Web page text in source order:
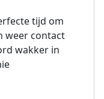
tijd om
weer contact
wakker in